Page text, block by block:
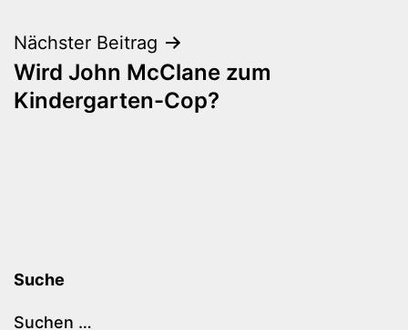
Nächster Beitrag
Wird John McClane zum
Kindergarten-Cop?
Suche
Suchen …